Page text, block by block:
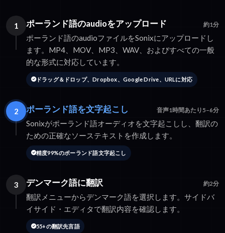
1 ポーランド語のaudioをアップロード 約1分
ポーランド語のaudioファイルをSonixにアップロードし
ます。MP4、MOV、MP3、WAV、およびすべての一般
的な形式に対応しています。
ドラッグ＆ドロップ、Dropbox、Google Drive、URLに対応
2 ポーランド語を文字起こし 音声1時間あたり5–6分
Sonixがポーランド語オーディオを文字起こしし、翻訳の
ための正確なソーステキストを作成します。
精度99%のポーランド語文字起こし
3 デンマーク語に翻訳 約2分
翻訳メニューからデンマーク語を選択します。サイドバ
イサイド・エディタで翻訳内容を確認します。
55+の翻訳先言語